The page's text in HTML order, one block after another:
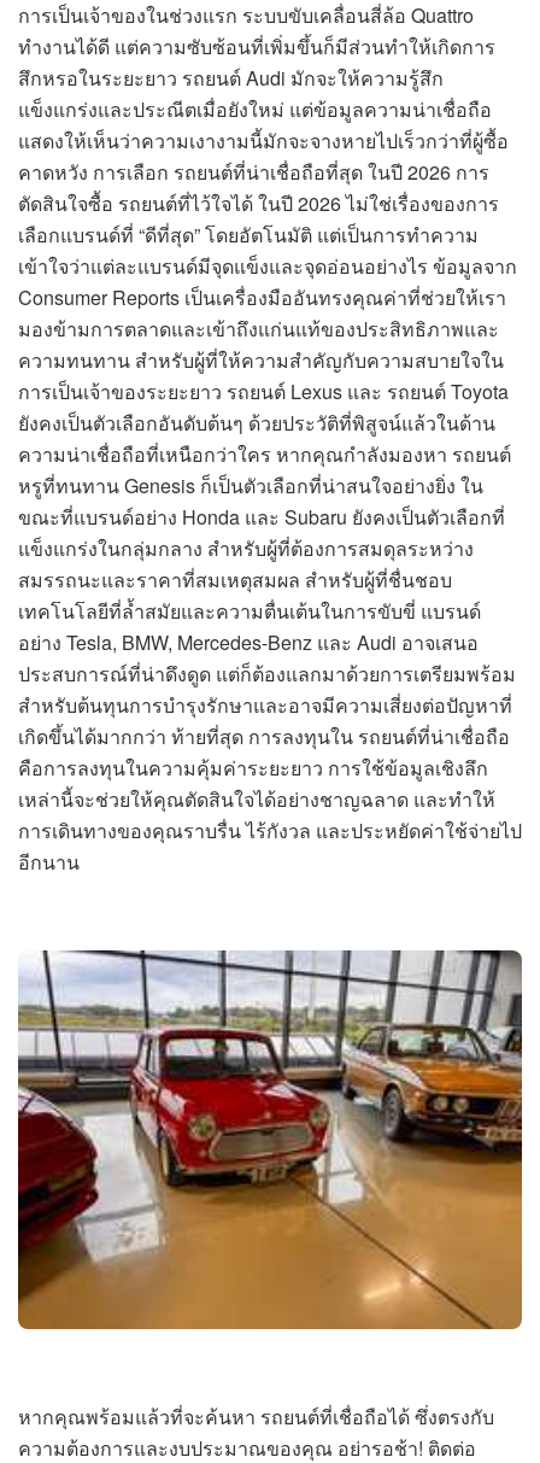
การเป็นเจ้าของในช่วงแรก ระบบขับเคลื่อนสี่ล้อ Quattro
ทำงานได้ดี แต่ความซับซ้อนที่เพิ่มขึ้นก็มีส่วนทำให้เกิดการ
สึกหรอในระยะยาว รถยนต์ Audi มักจะให้ความรู้สึก
แข็งแกร่งและประณีตเมื่อยังใหม่ แต่ข้อมูลความน่าเชื่อถือ
แสดงให้เห็นว่าความเงางามนี้มักจะจางหายไปเร็วกว่าที่ผู้ซื้อ
คาดหวัง การเลือก รถยนต์ที่น่าเชื่อถือที่สุด ในปี 2026 การ
ตัดสินใจซื้อ รถยนต์ที่ไว้ใจได้ ในปี 2026 ไม่ใช่เรื่องของการ
เลือกแบรนด์ที่ “ดีที่สุด” โดยอัตโนมัติ แต่เป็นการทำความ
เข้าใจว่าแต่ละแบรนด์มีจุดแข็งและจุดอ่อนอย่างไร ข้อมูลจาก
Consumer Reports เป็นเครื่องมืออันทรงคุณค่าที่ช่วยให้เรา
มองข้ามการตลาดและเข้าถึงแก่นแท้ของประสิทธิภาพและ
ความทนทาน สำหรับผู้ที่ให้ความสำคัญกับความสบายใจใน
การเป็นเจ้าของระยะยาว รถยนต์ Lexus และ รถยนต์ Toyota
ยังคงเป็นตัวเลือกอันดับต้นๆ ด้วยประวัติที่พิสูจน์แล้วในด้าน
ความน่าเชื่อถือที่เหนือกว่าใคร หากคุณกำลังมองหา รถยนต์
หรูที่ทนทาน Genesis ก็เป็นตัวเลือกที่น่าสนใจอย่างยิ่ง ใน
ขณะที่แบรนด์อย่าง Honda และ Subaru ยังคงเป็นตัวเลือกที่
แข็งแกร่งในกลุ่มกลาง สำหรับผู้ที่ต้องการสมดุลระหว่าง
สมรรถนะและราคาที่สมเหตุสมผล สำหรับผู้ที่ชื่นชอบ
เทคโนโลยีที่ล้ำสมัยและความตื่นเต้นในการขับขี่ แบรนด์
อย่าง Tesla, BMW, Mercedes-Benz และ Audi อาจเสนอ
ประสบการณ์ที่น่าดึงดูด แต่ก็ต้องแลกมาด้วยการเตรียมพร้อม
สำหรับต้นทุนการบำรุงรักษาและอาจมีความเสี่ยงต่อปัญหาที่
เกิดขึ้นได้มากกว่า ท้ายที่สุด การลงทุนใน รถยนต์ที่น่าเชื่อถือ
คือการลงทุนในความคุ้มค่าระยะยาว การใช้ข้อมูลเชิงลึก
เหล่านี้จะช่วยให้คุณตัดสินใจได้อย่างชาญฉลาด และทำให้
การเดินทางของคุณราบรื่น ไร้กังวล และประหยัดค่าใช้จ่ายไป
อีกนาน
หากคุณพร้อมแล้วที่จะค้นหา รถยนต์ที่เชื่อถือได้ ซึ่งตรงกับ
ความต้องการและงบประมาณของคุณ อย่ารอช้า! ติดต่อ